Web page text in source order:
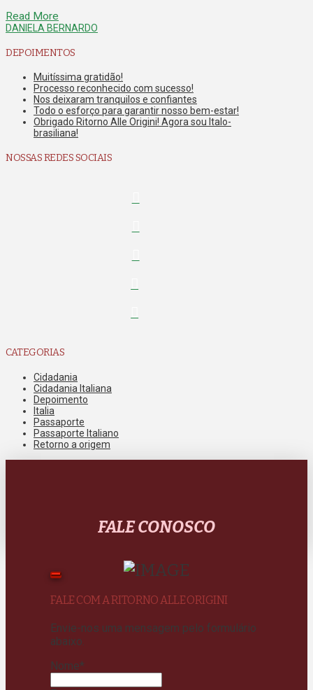
Read More
DANIELA BERNARDO
DEPOIMENTOS
Muitíssima gratidão!
Processo reconhecido com sucesso!
Nos deixaram tranquilos e confiantes
Todo o esforço para garantir nosso bem-estar!
Obrigado Ritorno Alle Origini! Agora sou Italo-
brasiliana!
NOSSAS REDES SOCIAIS
CATEGORIAS
Cidadania
Cidadania Italiana
Depoimento
Italia
Passaporte
Passaporte Italiano
Retorno a origem
FALE CONOSCO
FALE COM A RITORNO ALLE ORIGINI
Envie-nos uma mensagem pelo formulário
abaixo.
Nome*